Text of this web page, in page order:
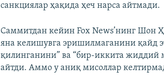
720p
санкциялар ҳақида ҳеч нарса айтмади.
Саммитдан кейин Fox News’нинг Шон
яна келишувга эришилмаганини қайд
қилинганини” ва “бир-иккита жиддий
айтди. Аммо у аниқ мисоллар